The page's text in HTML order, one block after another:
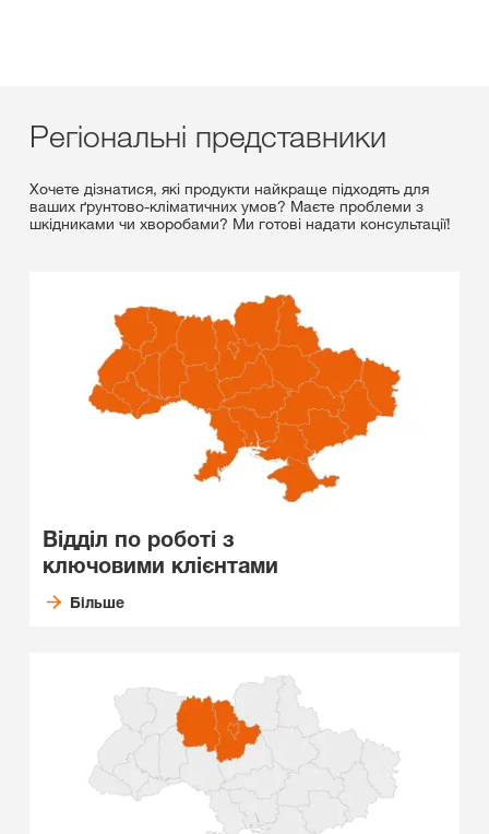
Регіональні представники
Хочете дізнатися, які продукти найкраще підходять для
ваших ґрунтово-кліматичних умов? Маєте проблеми з
шкідниками чи хворобами? Ми готові надати консультації!
Відділ по роботі з
ключовими клієнтами
Більше